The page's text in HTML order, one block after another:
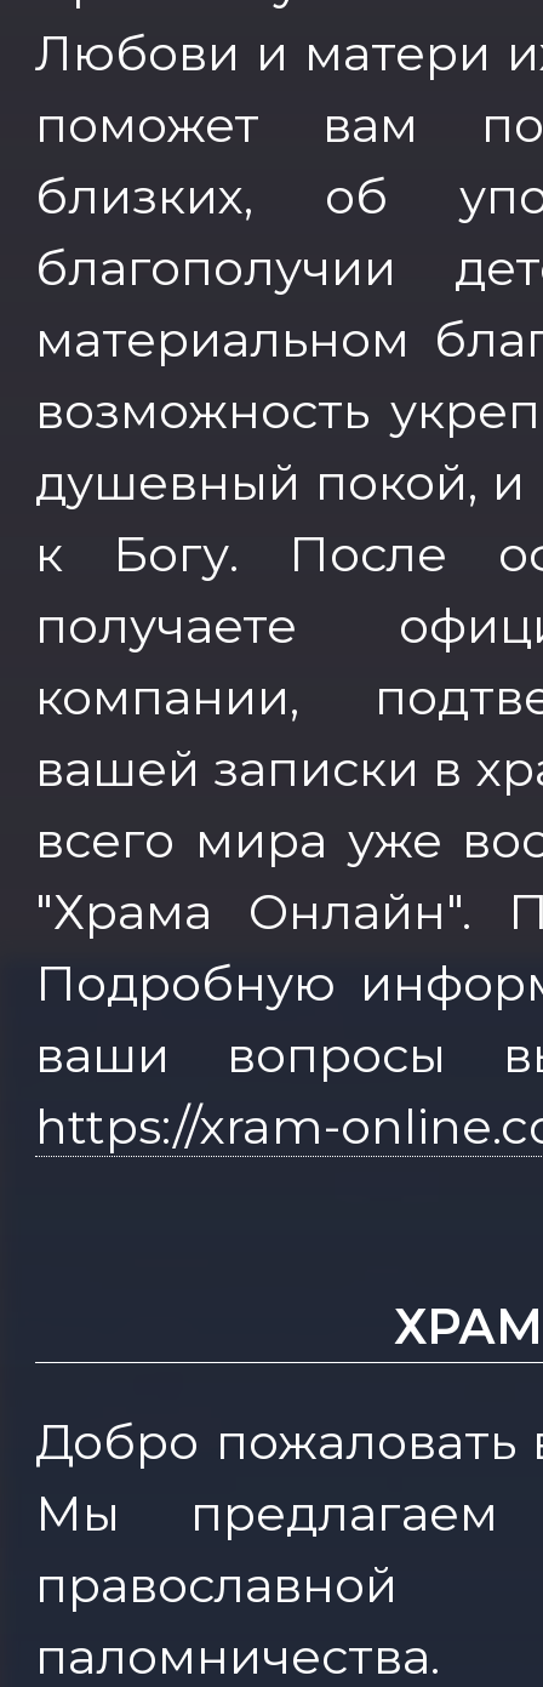
Любови и матери
поможет вам
близких, об
благополучии
материальном
возможность
душевный покой, и
к Богу. После
получаете
компании,
вашей записки в
всего мира уже
"Храма Онлайн".
Подробную
ваши вопросы
https://xram-
Добро пожаловать
Мы